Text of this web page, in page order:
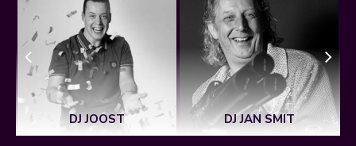
DJ JOOST DJ JAN SMIT